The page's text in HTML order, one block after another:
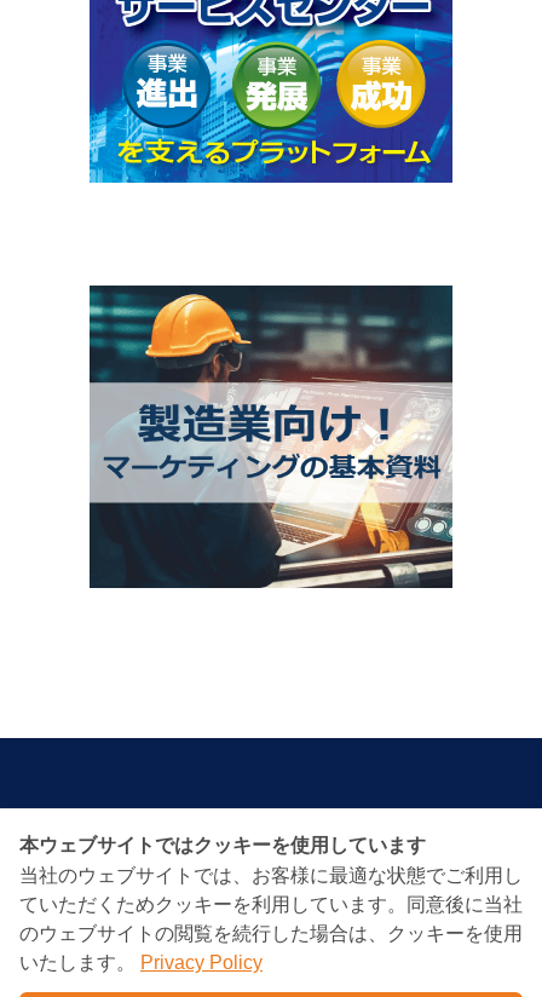
BANGKOK CONSULTING
PARTNERS
Charn Issara Tower1st Floor, 942/43 Rama4
本ウェブサイトではクッキーを使用しています
当社のウェブサイトでは、お客様に最適な状態でご利用し
ていただくためクッキーを利用しています。同意後に当社
のウェブサイトの閲覧を続行した場合は、クッキーを使用
いたします。
Privacy Policy